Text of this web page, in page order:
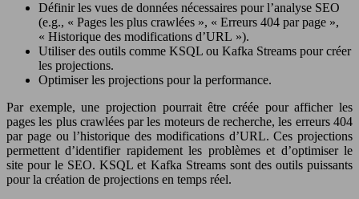
Définir les vues de données nécessaires pour l’analyse SEO
(e.g., « Pages les plus crawlées », « Erreurs 404 par page »,
« Historique des modifications d’URL »).
Utiliser des outils comme KSQL ou Kafka Streams pour créer
les projections.
Optimiser les projections pour la performance.
Par exemple, une projection pourrait être créée pour afficher les
pages les plus crawlées par les moteurs de recherche, les erreurs 404
par page ou l’historique des modifications d’URL. Ces projections
permettent d’identifier rapidement les problèmes et d’optimiser le
site pour le SEO. KSQL et Kafka Streams sont des outils puissants
pour la création de projections en temps réel.